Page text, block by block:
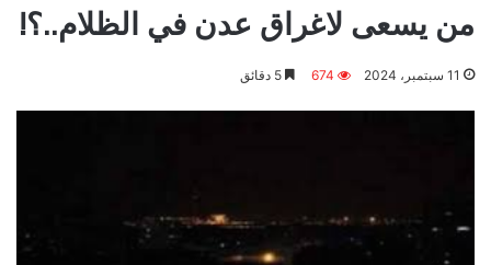
من يسعى لاغراق عدن في الظلام..؟!
11 سبتمبر، 2024 674